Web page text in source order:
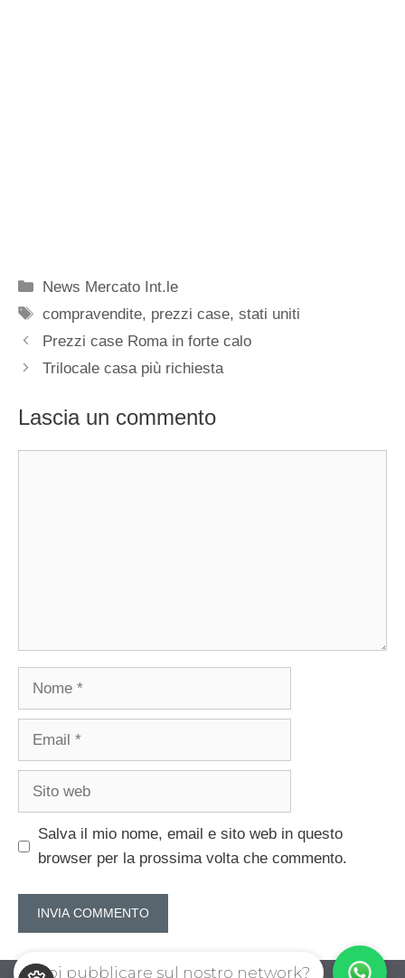
Categorie
News Mercato Int.le
Tag
compravendite, prezzi case,stati uniti
Prezzi case Roma in forte calo
Trilocale casa più richiesta
Lascia un commento
Nome
Email
Sito
Salva il mio nome, email e sito web in questo
browser per la prossima volta che commento.
Vuoi pubblicare sul nostro network?